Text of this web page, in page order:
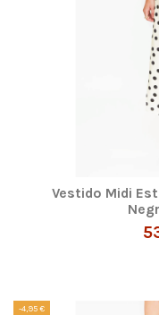
Vestido Midi
-4,95 €